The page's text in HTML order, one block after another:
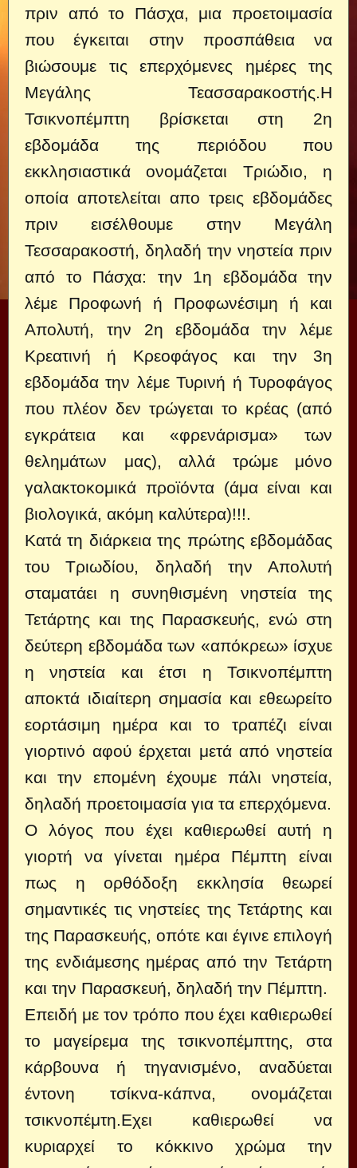
πριν από το Πάσχα, μια προετοιμασία
που έγκειται στην προσπάθεια να
βιώσουμε τις επερχόμενες ημέρες της
Μεγάλης Τεασσαρακοστής.Η
Τσικνοπέμπτη βρίσκεται στη 2η
εβδομάδα της περιόδου που
εκκλησιαστικά ονομάζεται Τριώδιο, η
οποία αποτελείται απο τρεις εβδομάδες
πριν εισέλθουμε στην Μεγάλη
Τεσσαρακοστή, δηλαδή την νηστεία πριν
από το Πάσχα: την 1η εβδομάδα την
λέμε Προφωνή ή Προφωνέσιμη ή και
Απολυτή, την 2η εβδομάδα την λέμε
Κρεατινή ή Κρεοφάγος και την 3η
εβδομάδα την λέμε Τυρινή ή Τυροφάγος
που πλέον δεν τρώγεται το κρέας (από
εγκράτεια και «φρενάρισμα» των
θελημάτων μας), αλλά τρώμε μόνο
γαλακτοκομικά προϊόντα (άμα είναι και
βιολογικά, ακόμη καλύτερα)!!!.
Κατά τη διάρκεια της πρώτης εβδομάδας
του Τριωδίου, δηλαδή την Απολυτή
σταματάει η συνηθισμένη νηστεία της
Τετάρτης και της Παρασκευής, ενώ στη
δεύτερη εβδομάδα των «απόκρεω» ίσχυε
η νηστεία και έτσι η Τσικνοπέμπτη
αποκτά ιδιαίτερη σημασία και εθεωρείτο
εορτάσιμη ημέρα και το τραπέζι είναι
γιορτινό αφού έρχεται μετά από νηστεία
και την επομένη έχουμε πάλι νηστεία,
δηλαδή προετοιμασία για τα επερχόμενα.
Ο λόγος που έχει καθιερωθεί αυτή η
γιορτή να γίνεται ημέρα Πέμπτη είναι
πως η ορθόδοξη εκκλησία θεωρεί
σημαντικές τις νηστείες της Τετάρτης και
της Παρασκευής, οπότε και έγινε επιλογή
της ενδιάμεσης ημέρας από την Τετάρτη
και την Παρασκευή, δηλαδή την Πέμπτη.
Επειδή με τον τρόπο που έχει καθιερωθεί
το μαγείρεμα της τσικνοπέμπτης, στα
κάρβουνα ή τηγανισμένο, αναδύεται
έντονη τσίκνα-κάπνα, ονομάζεται
τσικνοπέμτη.Εχει καθιερωθεί να
κυριαρχεί το κόκκινο χρώμα την